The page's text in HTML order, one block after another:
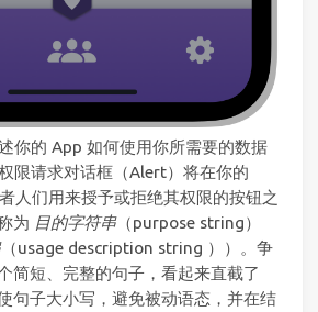
你的 App 如何使用你所需要的数据
限请求对话框（Alert）将在你的
人们用来授予或拒绝其权限的按钮之
为 目的字符串（purpose string）
（usage description string ））。争
简短、完整的句子，看起来直截了
句子大小写，避免被动语态，并在结